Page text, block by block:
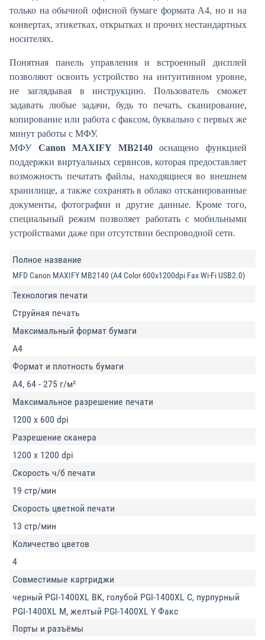
только на обычной офисной бумаге формата А4, но и на
конвертах, этикетках, открытках и прочих нестандартных
носителях.
Понятная панель управления и встроенный дисплей
позволяют освоить устройство на интуитивном уровне,
не заглядывая в инструкцию. Пользователь сможет
задавать любые задачи, будь то печать, сканирование,
копирование или работа с факсом, буквально с первых же
минут работы с МФУ.
МФУ Canon MAXIFY MB2140оснащено функцией
поддержки виртуальных сервисов, которая предоставляет
возможность печатать файлы, находящиеся во внешнем
хранилище, а также сохранять в облако отсканированные
документы, фотографии и другие данные. Кроме того,
специальный режим позволяет работать с мобильными
устройствами даже при отсутствии беспроводной сети.
Полное название
MFD Canon MAXIFY MB2140 (A4 Color 600x1200dpi Fax Wi-Fi USB2.0)
Технология печати
Струйная печать
Максимальный формат бумаги
A4
Формат и плотность бумаги
A4, 64 - 275 г/м²
Максимальное разрешение печати
1200 x 600 dpi
Разрешение сканера
1200 x 1200 dpi
Скорость ч/б печати
19 стр/мин
Скорость цветной печати
13 стр/мин
Количество цветов
4
Совместимые картриджи
черный PGI-1400XL BK, голубой PGI-1400XL C, пурпурный
PGI-1400XL M, желтый PGI-1400XL Y Факс
Порты и разъёмы